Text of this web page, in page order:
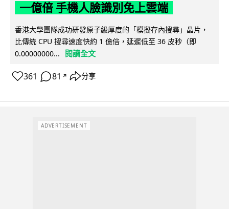
一億倍 手機人臉識別免上雲端
香港大學團隊成功研發原子級厚度的「模擬存內搜尋」晶片，
比傳統 CPU 搜尋速度快約 1 億倍，延遲低至 36 皮秒（即
0.00000000...
閱讀全文
361 81 ↗ 分享
ADVERTISEMENT